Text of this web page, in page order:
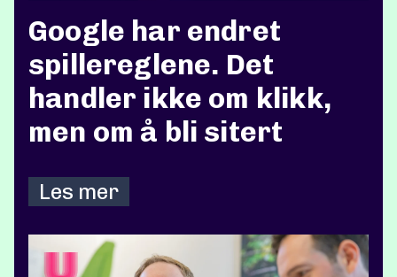
Google har endret
spillereglene. Det
handler ikke om klikk,
men om å bli sitert
Les mer